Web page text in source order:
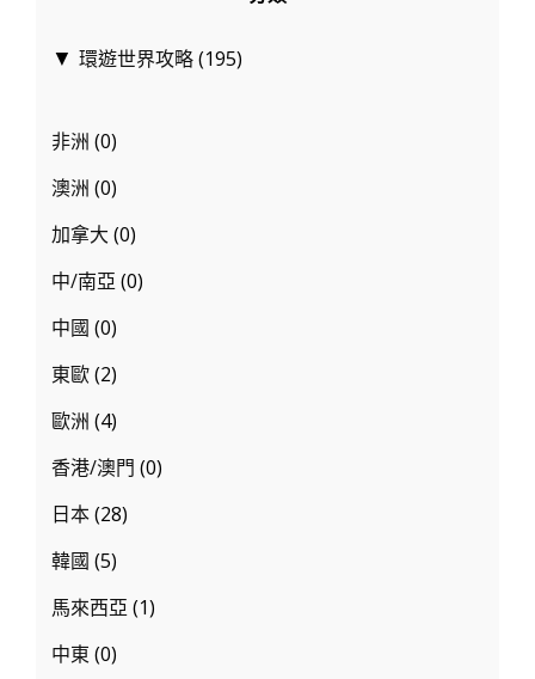
羅
村、
布
日
▼ 環遊世界攻略(195)
非洲 (0)
澳洲 (0)
加拿大 (0)
中/南亞 (0)
中國 (0)
東歐(2)
歐洲 (4)
香港/澳門 (0)
日本(28)
韓國 (5)
馬來西亞 (1)
中東 (0)